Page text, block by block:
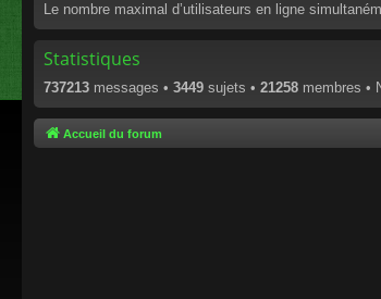
Le nombre maximal d’utilisateurs en ligne
Statistiques
737213 messages • 3449 sujets • 21258 membres •
Accueil du forum